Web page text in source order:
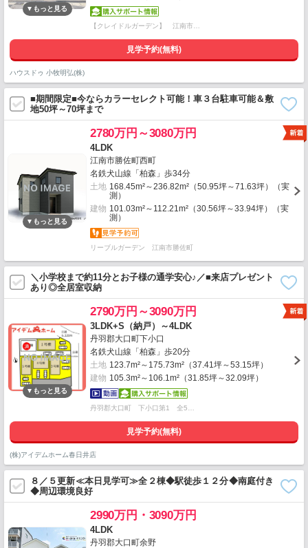
【クレイドルガーデン】 江南市…
見学予約(無料)
ハウスドゥ 小牧明弘(株)
■期間限定■今ならカラーセレクト可能！車３台駐車可能＆敷
地50坪～70坪まで
2780万円～3080万円
4LDK
江南市勝佐町西町
名鉄犬山線「柏森」歩34分
土地 168.45m²～236.82m²（50.95坪～71.63坪）（実
測）
建物 101.03m²～112.21m²（30.56坪～33.94坪）（実
測）
リーブルガーデン 江南市勝佐町
＼小学校まで約11分とお子様の通学安心♪／■来店プレゼント
あり◎全居室収納
2790万円～3090万円
3LDK+S（納戸）～4LDK
丹羽郡大口町下小口
名鉄犬山線「柏森」歩20分
土地 123.7m²～175.73m²（37.41坪～53.15坪）
建物 105.3m²～106.1m²（31.85坪～32.09坪）
丹羽郡大口町 下小口第1 全5…
見学予約(無料)
(株)アイデムホーム春日井店
８／５更新≪本日見学可≫全２棟◆駅徒歩１２分◆南庭付き
◆周辺環境良好
2990万円・3090万円
4LDK
丹羽郡大口町余野